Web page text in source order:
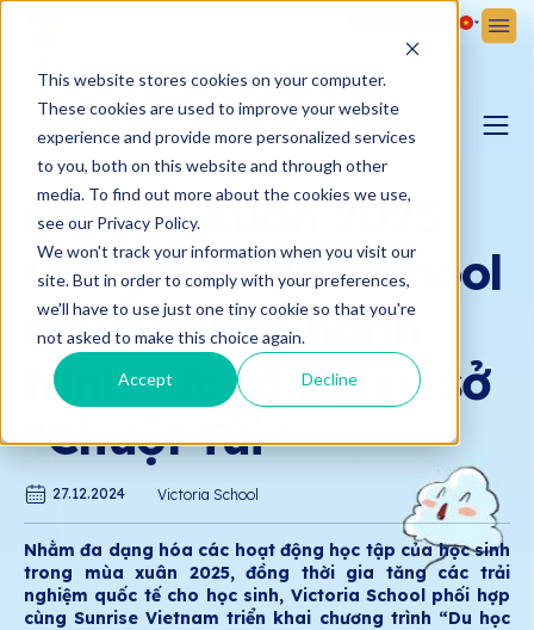
This website stores cookies on your computer.
These cookies are used to improve your website
experience and provide more personalized services
to you, both on this website and through other
media. To find out more about the cookies we use,
see our Privacy Policy.
We won't track your information when you visit our
site. But in order to comply with your preferences,
we'll have to use just one tiny cookie so that you're
not asked to make this choice again.
Accept Decline
TIN TỨC
BLOG YÊU CON
BẢN TIN VICTORIA
Du học Xuân 2025:
Cùng Victoria School
trải nghiệm hành
trình rực rỡ tại xứ sở
“Chuột Túi”
27.12.2024 Victoria School
Nhằm đa dạng hóa các hoạt động học tập của học sinh
trong mùa xuân 2025, đồng thời gia tăng các trải
nghiệm quốc tế cho học sinh, Victoria School phối hợp
cùng Sunrise Vietnam triển khai chương trình “Du học